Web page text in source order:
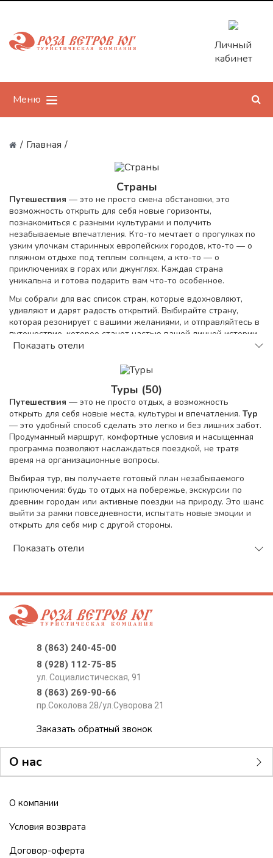
Личный
кабинет
Меню
/ Главная /
Страны
Путешествия — это не просто смена обстановки, это
возможность открыть для себя новые горизонты,
познакомиться с разными культурами и получить
незабываемые впечатления. Кто-то мечтает о прогулках по
узким улочкам старинных европейских городов, кто-то — о
пляжном отдыхе под теплым солнцем, а кто-то — о
приключениях в горах или джунглях. Каждая страна
уникальна и готова подарить вам что-то особенное.
Мы собрали для вас список стран, которые вдохновляют,
удивляют и дарят радость открытий. Выбирайте страну,
которая резонирует с вашими желаниями, и отправляйтесь в
путешествие, которое станет частью вашей личной истории.
Ведь мир так велик, и в нем столько всего интересного!
Поиск тура
Показать отели
Туры (50)
Путешествия — это не просто отдых, а возможность
открыть для себя новые места, культуры и впечатления. Тур
— это удобный способ сделать это легко и без лишних забот.
Продуманный маршрут, комфортные условия и насыщенная
программа позволяют наслаждаться поездкой, не тратя
время на организационные вопросы.
Выбирая тур, вы получаете готовый план незабываемого
приключения: будь то отдых на побережье, экскурсии по
древним городам или активные поездки на природу. Это шанс
выйти за рамки повседневности, испытать новые эмоции и
открыть для себя мир с другой стороны.
Поиск тура
Показать отели
8 (863) 240-45-00
8 (928) 112-75-85
ул. Социалистическая, 91
8 (863) 269-90-66
пр.Соколова 28/ул.Суворова 21
Заказать обратный звонок
О нас
О компании
Условия возврата
Договор-оферта